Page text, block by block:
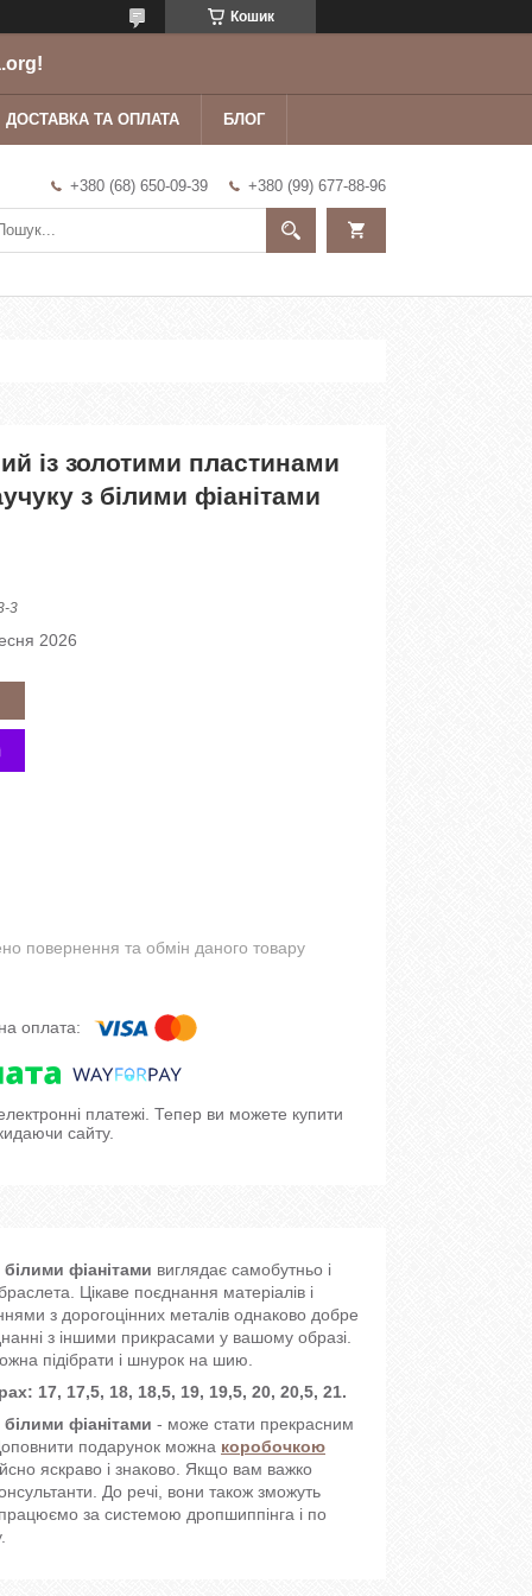
Кошик
ДОСТАВКА ТА ОПЛАТА БЛОГ
+380 (68) 650-09-39 +380 (99) 677-88-96
із золотими пластинами
з білими фіанітами
3
2026
повернення та обмін даного товару
платежі. Тепер ви можете купити
сайту.
фіанітами виглядає самобутньо і
Цікаве поєднання матеріалів і
з дорогоцінних металів однаково добре
з іншими прикрасами у вашому образі.
підібрати і шнурок на шию.
17, 17,5, 18, 18,5, 19, 19,5, 20, 20,5, 21.
фіанітами - може стати прекрасним
подарунок можна коробочкою
яскраво і знаково. Якщо вам важко
До речі, вони також зможуть
працюємо за системою дропшиппінга і по